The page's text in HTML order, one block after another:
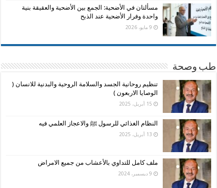
مسألتان في الأضحية: الجمع بين الأضحية والعقيقة بنية
واحدة وفرار الأضحية عند الذبح
9 مايو، 2026
طب وصحة
تنظيم روحانية الجسد والسلامة الروحية والبدنية للانسان (
الوصايا الاربعون )
15 أبريل، 2025
النظام الغذائي للرسول ﷺ والاعجاز العلمي فيه
13 أبريل، 2025
ملف كامل للتداوي بالأعشاب من جميع الامراض
9 ديسمبر، 2024